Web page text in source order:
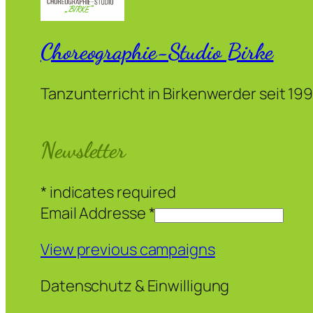
Choreographie-Studio Birke
Tanzunterricht in Birkenwerder seit
Newsletter
* indicates required
Email Addresse *
View previous campaigns
Datenschutz & Einwilligung